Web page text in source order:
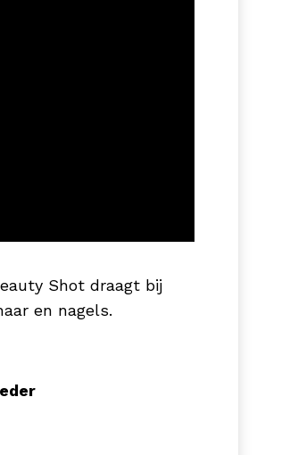
Shot draagt bij
en nagels.